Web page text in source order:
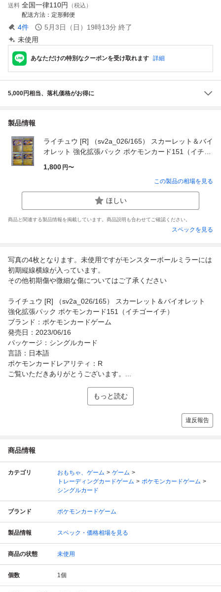
送料 全国一律110円
（税込）
配送方法
定形郵便
4件 5月3日（日）19時13分 終了
未使用
あなただけの特別なクーポンを受け取れます 詳細
5,000円相当、落札価格がお得に
製品情報
ライチュウ [R] （sv2a_026/165） スカーレット＆バイ
オレット 強化拡張パック ポケモンカード151（イチゴ
1,800 円〜
この製品の相場を見る
ほしい
商品と関連する製品情報を掲載しています。商品説明も合わせてご確認ください。
スペックを見る
写真の4枚となります。未使用ですがモンスターボールミラーには
初期縦線横線が入っています。
その他初期傷や微細な傷についてはご了承ください
ライチュウ [R] （sv2a_026/165） スカーレット＆バイオレット
強化拡張パック ポケモンカード151（イチゴーイチ）
ブランド：ポケモンカードゲーム
発売日：2023/06/16
パッケージ：シングルカード
言語：日本語
ポケモンカードレアリティ：R
ご覧いただきありがとうございます。...
もっと読む
違反報告
商品情報
カテゴリ おもちゃ、ゲーム
ゲーム
トレーディングカードゲーム
ポケモンカードゲーム
シングルカード
ブランド ポケモンカードゲーム
製品情報 スペック・価格相場を見る
商品の状態 未使用
個数 1個